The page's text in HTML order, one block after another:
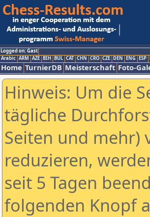
Logged on: Gast
Arabic ARM AZE BIH BUL CAT CHN CRO CZE DEN ENG ESP
Home TurnierDB Meisterschaft Foto-
Hinweis: Um die
tägliche
Seiten und mehr)
reduzieren,
seit 5 Tagen
folgenden Knopf